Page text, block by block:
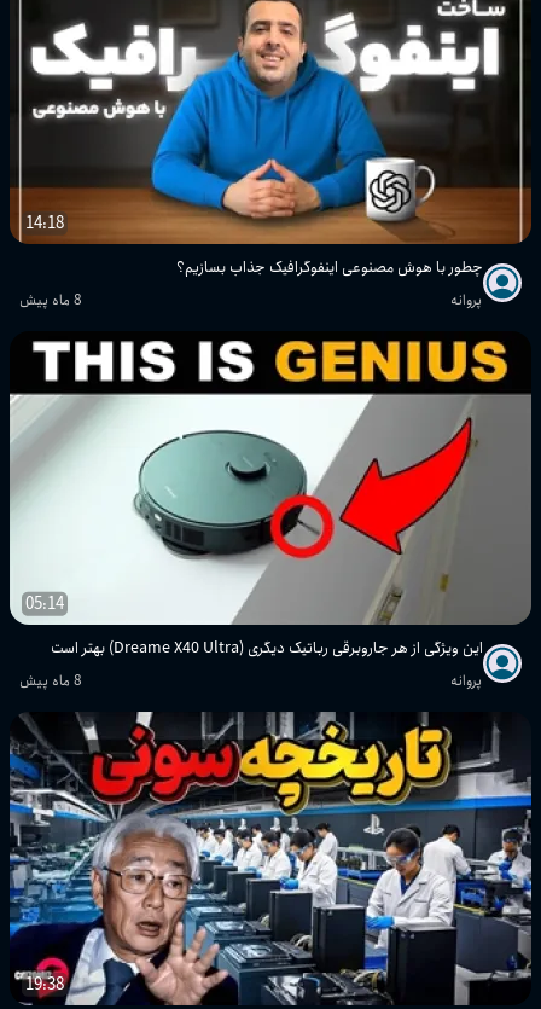
14:18
چطور با هوش مصنوعی اینفوگرافیک جذاب بسازیم؟
پروانه 8 ماه پیش
05:14
این ویژگی از هر جاروبرقی رباتیک دیگری (Dreame X40 Ultra) بهتر است
پروانه 8 ماه پیش
19:38